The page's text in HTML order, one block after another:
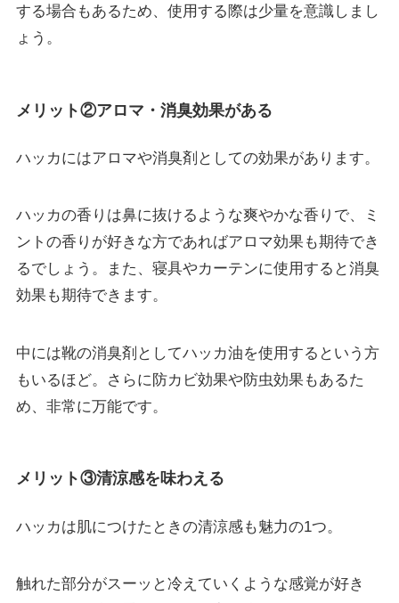
する場合もあるため、使用する際は少量を意識しまし
ょう。
メリット②アロマ・消臭効果がある
ハッカにはアロマや消臭剤としての効果があります。
ハッカの香りは鼻に抜けるような爽やかな香り で、ミ
ントの香りが好きな方であればアロマ効果も期待でき
るでしょう。また、寝具やカーテンに使用すると消臭
効果も期待できます。
中には靴の消臭剤としてハッカ油を使用するという方
もいるほど。さらに防カビ効果や防虫効果もあるた
め、非常に万能です。
メリット③清涼感を味わえる
ハッカは肌につけたときの清涼感も魅力の1つ。
触れた部分がスーッと冷えていくような感覚が好き